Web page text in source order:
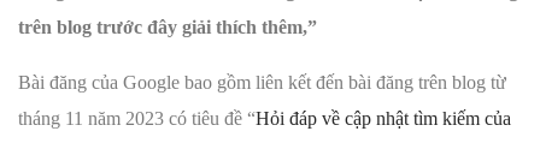
trên blog trước đây giải thích thêm,”
Bài đăng của Google bao gồm liên kết đến bài đăng trên blog từ
tháng 11 năm 2023 có tiêu đề “Hỏi đáp về cập nhật tìm kiếm của